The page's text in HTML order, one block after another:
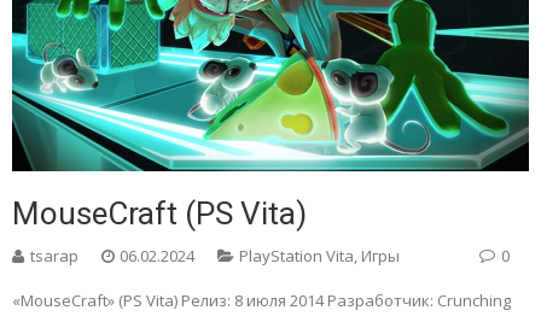
MouseCraft (PS Vita)
tsarap 06.02.2024 PlayStation Vita, Игры 0
«MouseCraft» (PS Vita) Релиз: 8 июля 2014 Разработчик: Crunching